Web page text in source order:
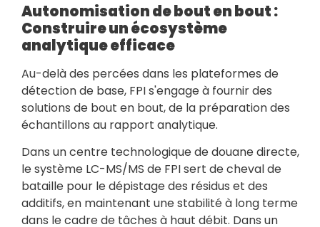
Autonomisation de bout en bout :
Construire un écosystème
analytique efficace
Au-delà des percées dans les plateformes de
détection de base, FPI s'engage à fournir des
solutions de bout en bout, de la préparation des
échantillons au rapport analytique.
Dans un centre technologique de douane directe,
le système LC-MS/MS de FPI sert de cheval de
bataille pour le dépistage des résidus et des
additifs, en maintenant une stabilité à long terme
dans le cadre de tâches à haut débit. Dans un